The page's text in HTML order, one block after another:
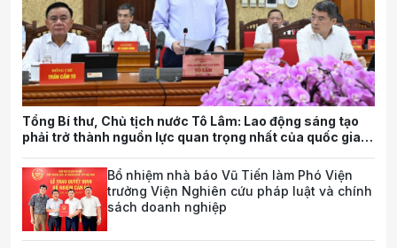
Tổng Bí thư, Chủ tịch nước Tô Lâm: Lao động sáng tạo
phải trở thành nguồn lực quan trọng nhất của quốc gia
Bổ nhiệm nhà báo Vũ Tiến làm Phó Viện
trưởng Viện Nghiên cứu pháp luật và chính
sách doanh nghiệp